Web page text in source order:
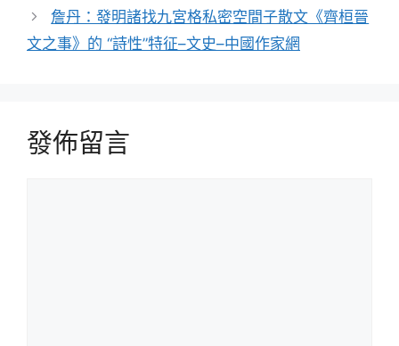
詹丹：發明諸找九宮格私密空間子散文《齊桓晉
文之事》的 “詩性”特征–文史–中國作家網
發佈留言